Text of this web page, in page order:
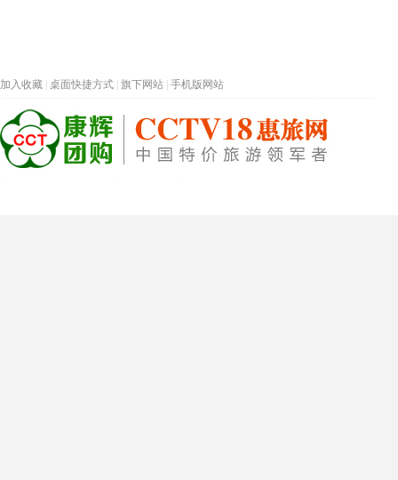
加入收藏 桌面快捷方式 旗下网站 手机版网站